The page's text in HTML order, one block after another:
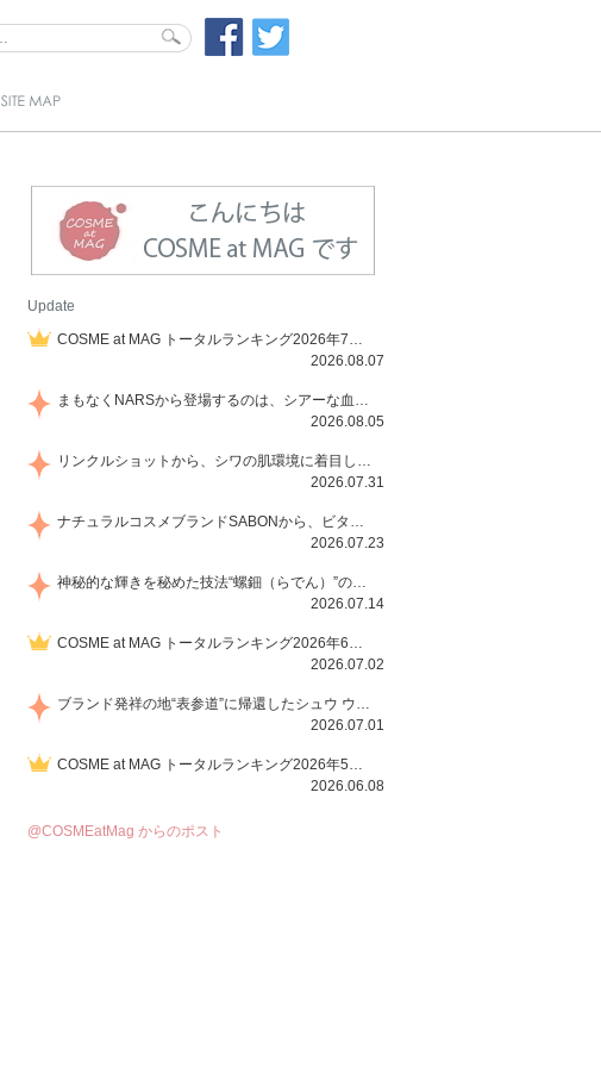
ップ
Update
COSME at MAG トータルランキング2026年7月号
2026.08.07
まもなくNARSから登場するのは、シアーな血色感と高揚感が魅力の新作リキッドブラッシュ「インセイシャブル リキッドブラッシュ」と、ゴールデンアワーに染まる空にインスピレーションを得た「アフターグロー リップシャイン」の新色！夏をハックして！
2026.08.05
リンクルショットから、シワの肌環境に着目した初のローションとナイトクリームが登場！デイリーケアで、シワ特有の肌環境を改善し、シワが目立たない肌へと導きます。
2026.07.31
ナチュラルコスメブランドSABONから、ビタミンC配合のビタミンスムージーマスク「ラディアンスマスク」と、ペパーミントにオーガニックハーブを凝縮したジェルの涼感トリートメント美容液「スカルプセラム リフレッシング」が登場！日々のデイリーケアで、過酷な猛暑で疲れた肌や頭皮をサポート、心地よくリフレッシュし、優しく肌を整えます。
2026.07.23
神秘的な輝きを秘めた技法“螺鈿（らでん）”の多彩で多様な煌めきに着想を得たSUQQUの2026 秋 カラーコレクションから登場するのは、艶然と輝くアイシャドウや偏光パールを配したフェイスカラー、繊細なパールの煌めくネイル、そしてそれらを際立てる“朧げな艶”を秘めた新リクイドリップ「ブラー リクイド リップ」。強さを秘めたまろやかな洗練の表情に。
2026.07.14
COSME at MAG トータルランキング2026年6月号
2026.07.02
ブランド発祥の地“表参道”に帰還したシュウ ウエムラから、“骨格美“を叶えるクレヨンタイプのフェイスカラー「スカルプト クレヨン」と、ブランド初のリノベーションで進化した名品アイブロウ「ハード フォーミュラ ハード 10」が登場！
2026.07.01
COSME at MAG トータルランキング2026年5月号
2026.06.08
@COSMEatMag からのポスト